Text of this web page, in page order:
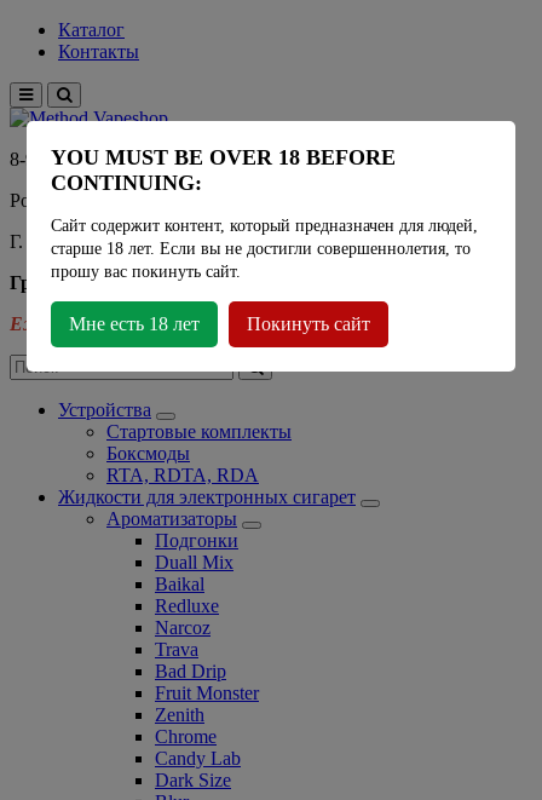
Каталог
Контакты
8-915-450-21-92
Розничный магазин Method Vapeshop
Г. Москва, улица Южнобутовская 36
График работы
Ежедневно - 11:00 - 21:00
Устройства
Стартовые комплекты
Боксмоды
RTA, RDTA, RDA
Жидкости для электронных сигарет
Ароматизаторы
Подгонки
Duall Mix
Baikal
Redluxe
Narcoz
Trava
Bad Drip
Fruit Monster
Zenith
Chrome
Candy Lab
Dark Size
YOU MUST BE OVER 18 BEFORE
CONTINUING:
Сайт содержит контент, который предназначен для людей,
старше 18 лет. Если вы не достигли совершеннолетия, то
прошу вас покинуть сайт.
Мне есть 18 лет Покинуть сайт